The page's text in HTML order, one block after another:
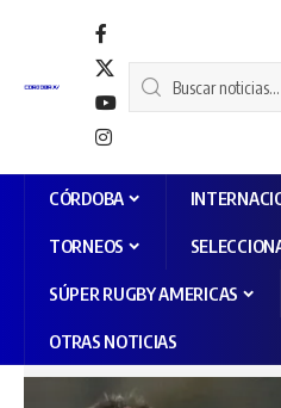
CÓRDOBA
TORNEOS
SÚPER RUGBY AMERICAS
OTRAS NOTICIAS